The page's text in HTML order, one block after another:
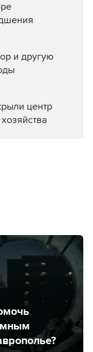
и другую
центр